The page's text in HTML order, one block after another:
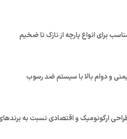
برای انواع پارچه از نازک تا ضخیم
و دوام بالا با سیستم ضد رسوب
ارگونومیک و اقتصادی نسبت به